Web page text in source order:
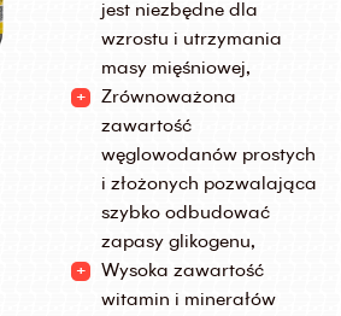
jest niezbędne dla
wzrostu i utrzymania
masy mięśniowej,
Zrównoważona
zawartość
węglowodanów prostych
i złożonych pozwalająca
szybko odbudować
zapasy glikogenu,
Wysoka zawartość
witamin i minerałów